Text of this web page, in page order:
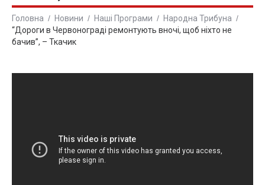
Головна Новини Наші Програми
Народна Трибуна
“Дороги в Червонограді ремонтують вночі, щоб ніхто не
бачив”, – Ткачик